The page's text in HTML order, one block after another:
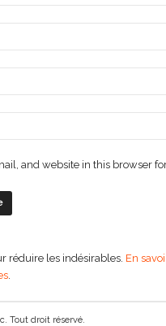
and website in this browser
réduire les indésirables. En
.
Tout droit réservé.